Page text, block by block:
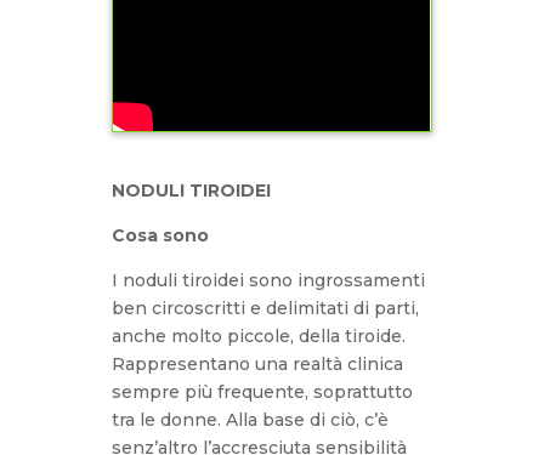
NODULI TIROIDEI
Cosa sono
I noduli tiroidei sono ingrossamenti
ben circoscritti e delimitati di parti,
anche molto piccole, della tiroide.
Rappresentano una realtà clinica
sempre più frequente, soprattutto
tra le donne. Alla base di ciò, c’è
senz’altro l’accresciuta sensibilità